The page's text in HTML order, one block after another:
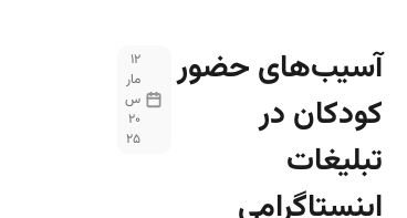
آسیب‌های حضور
کودکان در
تبلیغات
اینستاگرامی
12
مار
س
20
25